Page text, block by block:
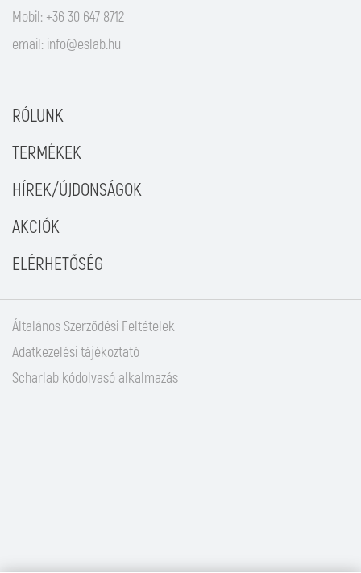
Mobil: +36 30 647 8712
email: info@eslab.hu
RÓLUNK
TERMÉKEK
HÍREK/ÚJDONSÁGOK
AKCIÓK
ELÉRHETŐSÉG
Általános Szerződési Feltételek
Adatkezelési tájékoztató
Scharlab kódolvasó alkalmazás